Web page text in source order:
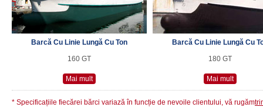
Barcă Cu Linie Lungă Cu Ton
160 GT
Mai mult
Barcă Cu Linie Lungă Cu
180 GT
Mai mult
* Specificațiile fiecărei bărci variază în funcție de nevoile clientului, vă rugăm